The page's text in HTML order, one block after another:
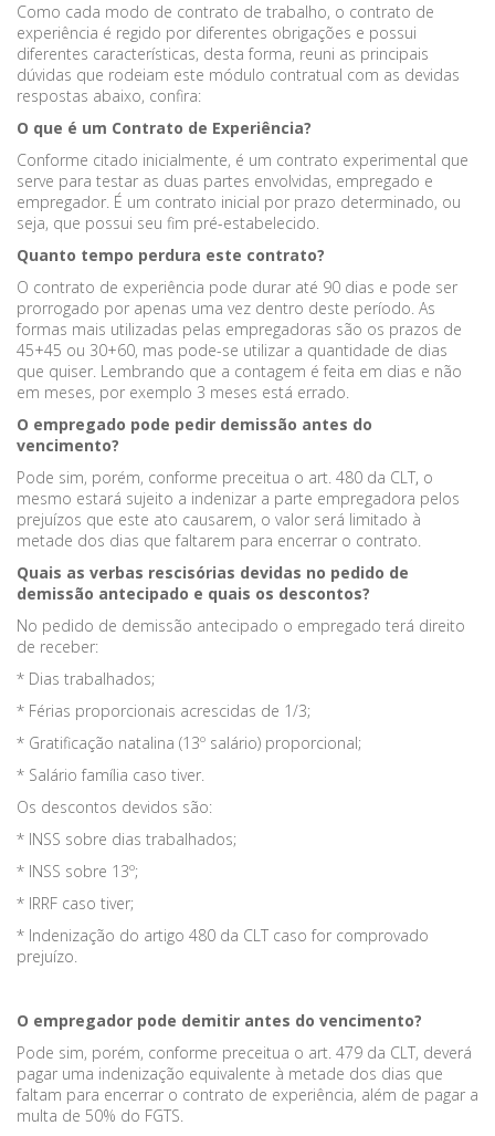
Como cada modo de contrato de trabalho, o contrato de
experiência é regido por diferentes obrigações e possui
diferentes características, desta forma, reuni as principais
dúvidas que rodeiam este módulo contratual com as devidas
respostas abaixo, confira:
O que é um Contrato de Experiência?
Conforme citado inicialmente, é um contrato experimental que
serve para testar as duas partes envolvidas, empregado e
empregador. É um contrato inicial por prazo determinado, ou
seja, que possui seu fim pré-estabelecido.
Quanto tempo perdura este contrato?
O contrato de experiência pode durar até 90 dias e pode ser
prorrogado por apenas uma vez dentro deste período. As
formas mais utilizadas pelas empregadoras são os prazos de
45+45 ou 30+60, mas pode-se utilizar a quantidade de dias
que quiser. Lembrando que a contagem é feita em dias e não
em meses, por exemplo 3 meses está errado.
O empregado pode pedir demissão antes do
vencimento?
Pode sim, porém, conforme preceitua o art. 480 da CLT, o
mesmo estará sujeito a indenizar a parte empregadora pelos
prejuízos que este ato causarem, o valor será limitado à
metade dos dias que faltarem para encerrar o contrato.
Quais as verbas rescisórias devidas no pedido de
demissão antecipado e quais os descontos?
No pedido de demissão antecipado o empregado terá direito
de receber:
* Dias trabalhados;
* Férias proporcionais acrescidas de 1/3;
* Gratificação natalina (13º salário) proporcional;
* Salário família caso tiver.
Os descontos devidos são:
* INSS sobre dias trabalhados;
* INSS sobre 13º;
* IRRF caso tiver;
* Indenização do artigo 480 da CLT caso for comprovado
prejuízo.
O empregador pode demitir antes do vencimento?
Pode sim, porém, conforme preceitua o art. 479 da CLT, deverá
pagar uma indenização equivalente à metade dos dias que
faltam para encerrar o contrato de experiência, além de pagar a
multa de 50% do FGTS.